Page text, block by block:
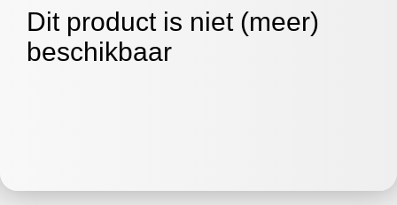
Dit product is niet (meer)
beschikbaar